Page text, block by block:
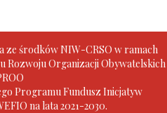
ze środków NIW-CRSO w ramach
Rozwoju Organizacji Obywatelskich
Programu Fundusz Inicjatyw
na lata 2021-2030.